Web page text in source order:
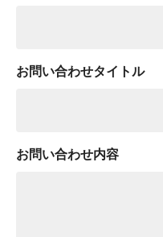
お問い合わせタイトル
お問い合わせ内容